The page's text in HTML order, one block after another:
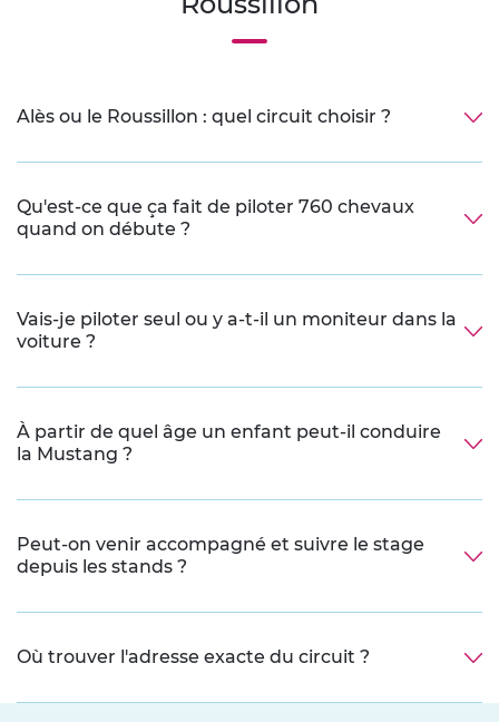
Alès ou le Roussillon : quel circuit choisir ?
Qu'est-ce que ça fait de piloter 760 chevaux
quand on débute ?
Vais-je piloter seul ou y a-t-il un moniteur dans la
voiture ?
À partir de quel âge un enfant peut-il conduire
la Mustang ?
Peut-on venir accompagné et suivre le stage
depuis les stands ?
Où trouver l'adresse exacte du circuit ?